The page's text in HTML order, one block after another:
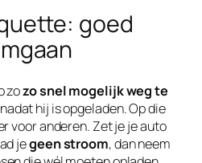
goed
zozo snel mogelijk weg te
hij is opgeladen. Op die
voor anderen. Zet je je auto
jegeen stroom, dan neem